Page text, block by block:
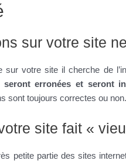
sur votre site
sur votre site il cherche de
erronées et seront
sont toujours correctes ou non.
site fait «
petite partie des sites